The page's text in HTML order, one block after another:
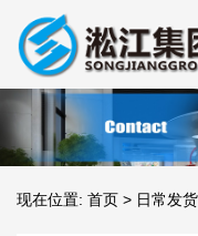
现在位置: 首页 > 日常发货